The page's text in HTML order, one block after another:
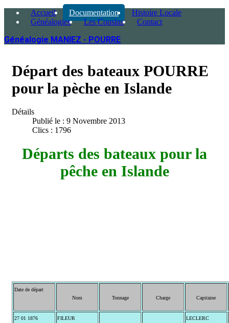
Accueil Documentation
Histoire Locale
Généalogies
Les Cousins Contact
Généalogie MANIEZ - POURRE
Départ des bateaux POURRE
pour la pèche en Islande
Détails
Publié le : 9 Novembre 2013
Clics : 1796
Départs des bateaux pour la
pêche en Islande
Date de départ
Nom
Tonnage Charge Capitaine
27 01 1876
FILEUR
LECLERC